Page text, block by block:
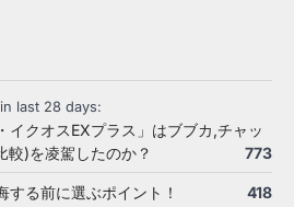
last 28 days:
イクオスEXプラス」はブブカ,チャッ
較)を凌駕したのか？
773
する前に選ぶポイント！ 418